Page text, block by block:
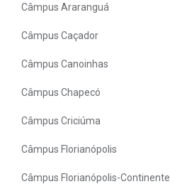
Câmpus Araranguá
Câmpus Caçador
Câmpus Canoinhas
Câmpus Chapecó
Câmpus Criciúma
Câmpus Florianópolis
Câmpus Florianópolis-Continente